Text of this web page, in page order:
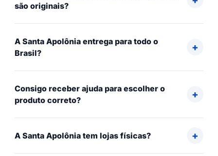
são originais?
A Santa Apolônia entrega para todo o
Brasil?
Consigo receber ajuda para escolher o
produto correto?
A Santa Apolônia tem lojas físicas?